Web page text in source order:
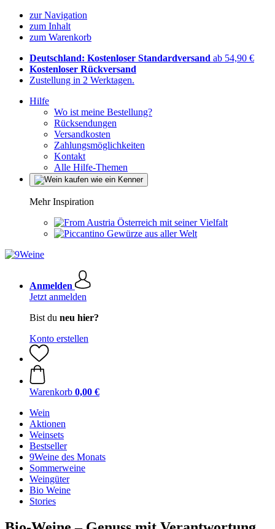
zur Navigation
zum Inhalt
zum Warenkorb
Deutschland: Kostenloser Standardversand ab 54,90 €
Kostenloser Rückversand
Zustellung in 2 Werktagen.
Hilfe
Wo ist meine Bestellung?
Rücksendungen
Versandkosten
Zahlungsmöglichkeiten
Kontakt
Alle Hilfe-Themen
Mehr Inspiration
Österreich mit seiner Vielfalt
Gewürze aus aller Welt
Anmelden
Jetzt anmelden
Bist du neu hier?
Konto erstellen
Warenkorb 0,00 €
Wein
Aktionen
Weinsets
Bestseller
9Weine des Monats
Sommerweine
Weingüter
Bio Weine
Stories